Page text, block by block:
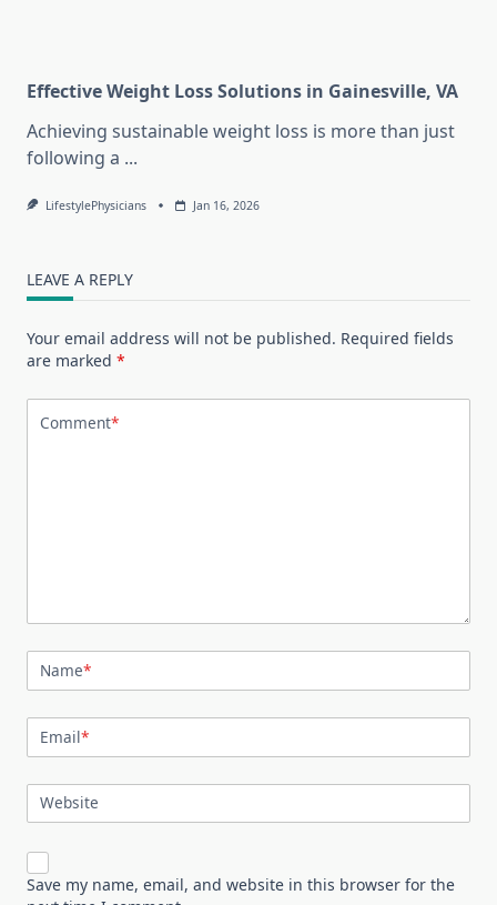
Effective Weight Loss Solutions in Gainesville, VA
Achieving sustainable weight loss is more than just
following a ...
LifestylePhysicians Jan 16, 2026
LEAVE A REPLY
Your email address will not be published. Required fields
are marked *
Comment*
Name*
Email*
Website
Save my name, email, and website in this browser for the